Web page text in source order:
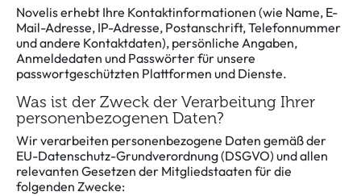
Novelis erhebt Ihre Kontaktinformationen (wie Name, E-
Mail-Adresse, IP-Adresse, Postanschrift, Telefonnummer
und andere Kontaktdaten), persönliche Angaben,
Anmeldedaten und Passwörter für unsere
passwortgeschützten Plattformen und Dienste.
Was ist der Zweck der Verarbeitung Ihrer
personenbezogenen Daten?
Wir verarbeiten personenbezogene Daten gemäß der
EU-Datenschutz-Grundverordnung (DSGVO) und allen
relevanten Gesetzen der Mitgliedstaaten für die
folgenden Zwecke: